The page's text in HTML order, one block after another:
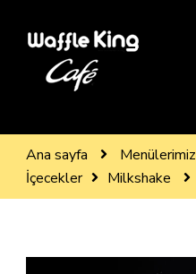
WAFFLE KİNG BODRUM
Treat yourself like royality
Ana sayfa Menülerimiz
İçecekler
Milkshake